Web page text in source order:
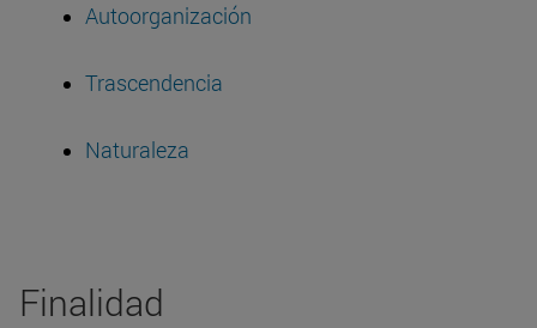
Autoorganización
Trascendencia
Naturaleza
Finalidad